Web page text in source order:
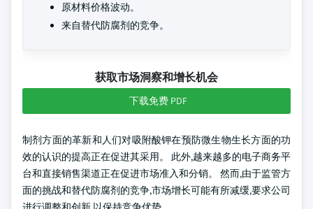
原材料价格波动。
来自替代防腐剂的竞争。
获取市场洞察和增长机会
下载免费 PDF
制剂方面的革新和人们对吸附酸钾在预防微生物生长方面的功
效的认识的提高正在促进其采用。 此外,越来越多的电子商务平
台和直接销售渠道正在促进市场准入和分销。 然而,由于监管方
面的挑战和替代防腐剂的竞争,市场增长可能有所减缓,要求公司